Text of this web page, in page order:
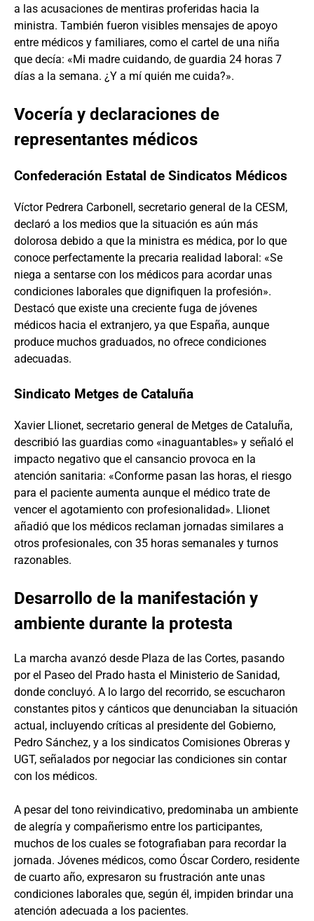
a las acusaciones de mentiras proferidas hacia la
ministra. También fueron visibles mensajes de apoyo
entre médicos y familiares, como el cartel de una niña
que decía: «Mi madre cuidando, de guardia 24 horas 7
días a la semana. ¿Y a mí quién me cuida?».
Vocería y declaraciones de
representantes médicos
Confederación Estatal de Sindicatos Médicos
Víctor Pedrera Carbonell, secretario general de la CESM,
declaró a los medios que la situación es aún más
dolorosa debido a que la ministra es médica, por lo que
conoce perfectamente la precaria realidad laboral: «Se
niega a sentarse con los médicos para acordar unas
condiciones laborales que dignifiquen la profesión».
Destacó que existe una creciente fuga de jóvenes
médicos hacia el extranjero, ya que España, aunque
produce muchos graduados, no ofrece condiciones
adecuadas.
Sindicato Metges de Cataluña
Xavier Llionet, secretario general de Metges de Cataluña,
describió las guardias como «inaguantables» y señaló el
impacto negativo que el cansancio provoca en la
atención sanitaria: «Conforme pasan las horas, el riesgo
para el paciente aumenta aunque el médico trate de
vencer el agotamiento con profesionalidad». Llionet
añadió que los médicos reclaman jornadas similares a
otros profesionales, con 35 horas semanales y turnos
razonables.
Desarrollo de la manifestación y
ambiente durante la protesta
La marcha avanzó desde Plaza de las Cortes, pasando
por el Paseo del Prado hasta el Ministerio de Sanidad,
donde concluyó. A lo largo del recorrido, se escucharon
constantes pitos y cánticos que denunciaban la situación
actual, incluyendo críticas al presidente del Gobierno,
Pedro Sánchez, y a los sindicatos Comisiones Obreras y
UGT, señalados por negociar las condiciones sin contar
con los médicos.
A pesar del tono reivindicativo, predominaba un ambiente
de alegría y compañerismo entre los participantes,
muchos de los cuales se fotografiaban para recordar la
jornada. Jóvenes médicos, como Óscar Cordero, residente
de cuarto año, expresaron su frustración ante unas
condiciones laborales que, según él, impiden brindar una
atención adecuada a los pacientes.